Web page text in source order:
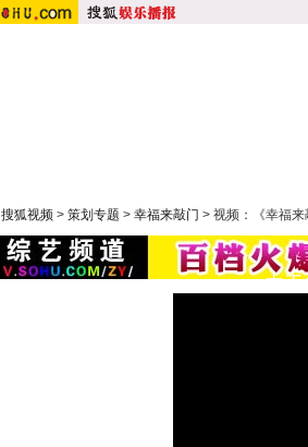
搜狐视频 > 策划专题 > 幸福来敲门 > 视频：《幸福
由于